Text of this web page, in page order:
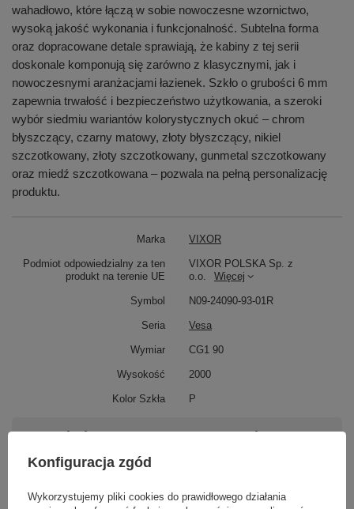
wahadłowo, które łączą w sobie nowoczesne wzornictwo,
wysoką jakość wykonania i funkcjonalność. Subtelna forma
oraz dopracowane detale sprawiają, że kabiny z tej serii
doskonale komponują się zarówno z klasycznymi, jak i
nowoczesnymi aranżacjami łazienek. Szkło o grubości 6 mm
zapewnia trwałość i bezpieczeństwo użytkowania, a szeroki
wybór siedmiu wariantów kolorystycznych okuć – chrom
błyszczący, czarny matowy, złoty błyszczący, nikiel
szczotkowany, złoty szczotkowany, gunmetal szczotkowany
oraz miedź szczotkowana – pozwala na pełną personalizację
produktu.
Marka VIXOR
Podmiot odpowiedzialny za ten
produkt na terenie UE
VIXOR POLSKA Sp. z
o.o.
Więcej
Symbol N09-24090-93-01R
Seria Vesa
Wymiar CG1 90
Wysokość 2000
Kolor Szkła P
Potrzebujesz pomocy? Masz pytania?
Zadaj pytanie a my odpowiemy niezwłocznie,
najciekawsze pytania i odpowiedzi publikując
Konfiguracja zgód
Wykorzystujemy pliki cookies do prawidłowego działania